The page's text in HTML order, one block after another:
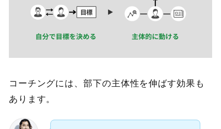
コーチングには、部下の主体性を伸ばす効果も
あります。